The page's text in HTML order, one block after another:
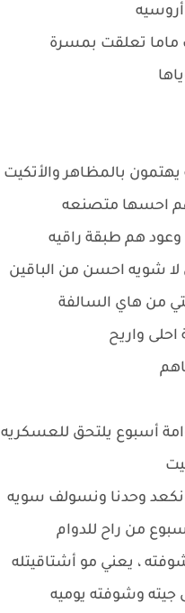
أروسيه
تعلقت بمسرة
يهتمون بالمظاهر والأتكيت
احسها متصنعه
وعود هم طبقة راقيه
شويه احسن من الباقين
من هاي السالفة
واريح
أسبوع يلتحق للعسكريه
وحدنا ونسولف سويه
من راح للدوام
، يعني مو أشتاقيتله
وشوفته يوميه